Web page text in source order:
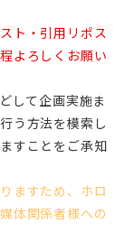
ト・引用リポス
よろしくお願い
して企画実施ま
う方法を模索し
すことをご承知
ますため、ホロ
体関係者様への